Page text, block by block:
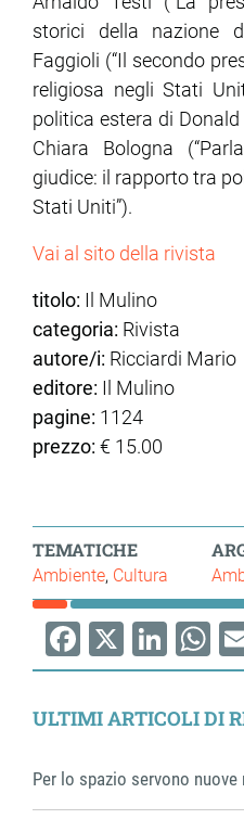
storici della nazione
Faggioli (“Il secondo
religiosa negli Stati
politica estera di
Chiara Bologna
giudice: il rapporto tra
Stati Uniti”).
Vai al sito della rivista
titolo: Il Mulino
categoria: Rivista
autore/i: Ricciardi Mario
editore: Il Mulino
pagine: 1124
prezzo: € 15.00
TEMATICHE
Ambiente Cultura
Facebook
X
ULTIMI ARTICOLI DI
Per lo spazio servono nuove